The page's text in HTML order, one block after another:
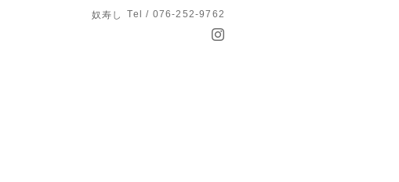
奴寿し Tel / 076-252-9762